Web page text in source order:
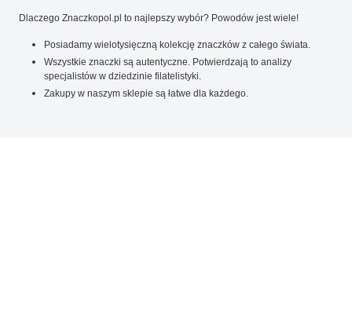
Dlaczego Znaczkopol.pl to najlepszy wybór? Powodów jest wiele!
Posiadamy wielotysięczną kolekcję znaczków z całego świata.
Wszystkie znaczki są autentyczne. Potwierdzają to analizy
specjalistów w dziedzinie filatelistyki.
Zakupy w naszym sklepie są łatwe dla każdego.